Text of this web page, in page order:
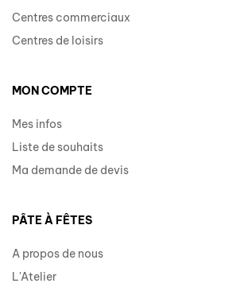
Centres commerciaux
Centres de loisirs
MON COMPTE
Mes infos
Liste de souhaits
Ma demande de devis
PÂTE À FÊTES
A propos de nous
L'Atelier